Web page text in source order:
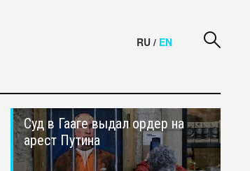
RU / EN
Суд в Гааге выдал ордер на
арест Путина